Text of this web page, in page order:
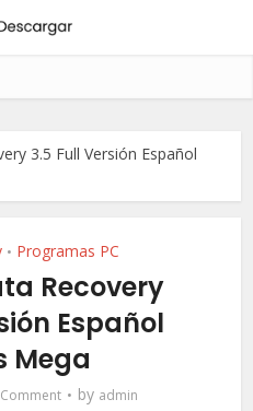
3.5 Full Versión Español
• Programas PC
Recovery
Español
Mega
by admin